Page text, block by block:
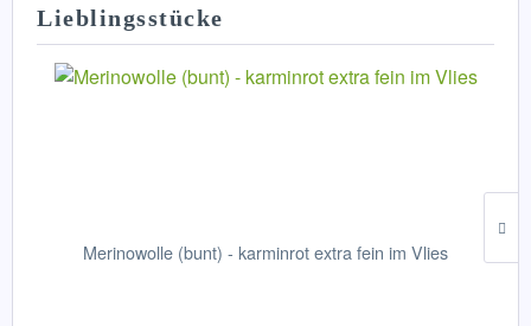
Lieblingsstücke
Merinowolle (bunt) - karminrot extra fein im Vlies